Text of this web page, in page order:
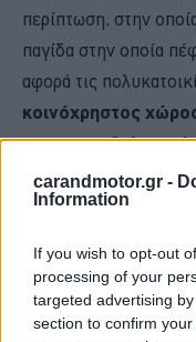
carandmotor.gr -
Information
If you wish to opt-out
processing of your
targeted advertising
section to confirm
περίπτωση, στην
παγίδα στην οποία
αφορά τις
κοινόχρηστος
παραχωρηθεί
συγκεκριμένης
θέσης, αλλά
χρήσης, όπως αυτό
σύσταση. Πολλοί δε